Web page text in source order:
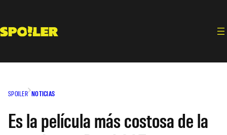
contenido
SPOILER NOTICIAS
Es la película más costosa de la